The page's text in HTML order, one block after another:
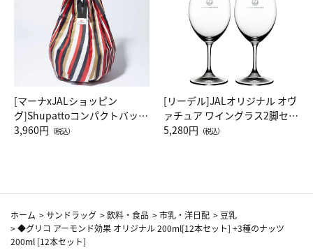
[マーナxJALショッピン
グ]Shupattoコンパクトバッグ
Drop JAL客室乗務員（LC）ス
3,960円 （税込）
[リーデル]JALオリジナル オヴ
ァチュア ワイングラス2脚セッ
ト（レッドワイン）
5,280円 （税込）
ホーム >サンドラッグ >飲料・食品 >市乳・洋日配 >豆乳
>◆グリコ アーモンド効果 オリジナル 200ml[12本セット] +3種のナッツ
200ml [12本セット]